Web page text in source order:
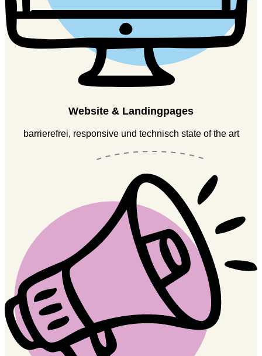
Website & Landingpages
barrierefrei, responsive und technisch state of the art